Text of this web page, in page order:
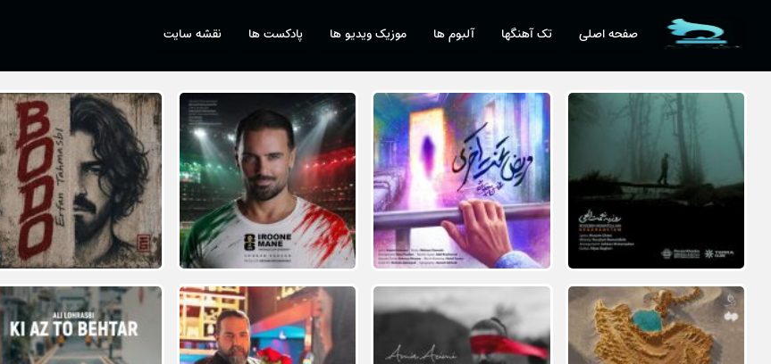
صفحه اصلی تک آهنگها آلبوم ها موزیک ویدیو ها پادکست ها نقشه سایت